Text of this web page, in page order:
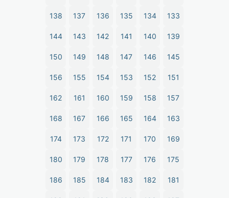
133
134
135
136
137
138
139
140
141
142
143
144
145
146
147
148
149
150
151
152
153
154
155
156
157
158
159
160
161
162
163
164
165
166
167
168
169
170
171
172
173
174
175
176
177
178
179
180
181
182
183
184
185
186